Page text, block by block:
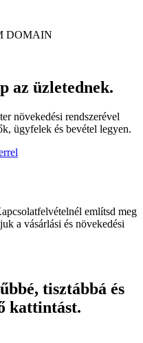
DOMAIN
az üzletednek.
növekedési rendszerével
ügyfelek és bevétel legyen.
említsd meg
a vásárlási és növekedési
tisztábbá és
kattintást.